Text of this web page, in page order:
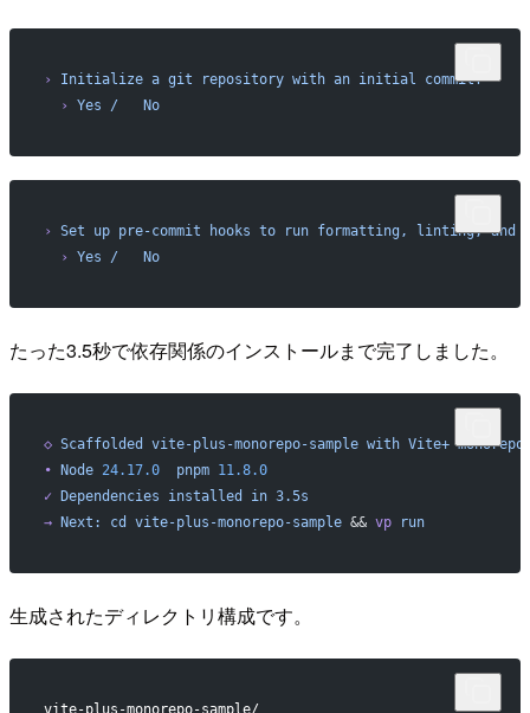
› Initialize a git repository with an initial
commit?
  ›
Yes /
   No
› Set up pre-commit hooks to run formatting, linting, and
  ›
Yes /
   No
たった3.5秒で依存関係のインストールまで完了しました。
◇ Scaffolded vite-plus-monorepo-sample with Vite+ monorepo
• Node 24.17.0
  pnpm
11.8.0
✓ Dependencies installed in 3.5s
→ Next: cd vite-plus-monorepo-sample && vp run
生成されたディレクトリ構成です。
vite-plus-monorepo-sample/